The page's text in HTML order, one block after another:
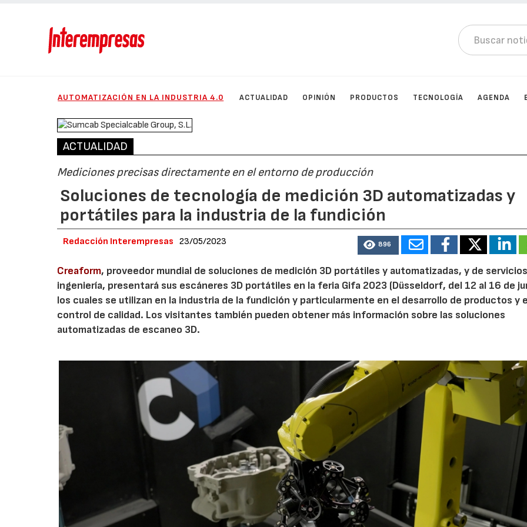
AUTOMATIZACIÓN EN LA INDUSTRIA 4.0 ACTUALIDAD OPINIÓN PRODUCTOS TECNOLOGÍA AGENDA
ACTUALIDAD
Mediciones precisas directamente en el entorno de producción
Soluciones de tecnología de medición 3D automatizadas y
portátiles para la industria de la fundición
Redacción Interempresas 23/05/2023 896
Creaform, proveedor mundial de soluciones de medición 3D portátiles y automatizadas, y de
ingeniería, presentará sus escáneres 3D portátiles en la feria Gifa 2023 (Düsseldorf, del 12 al 16 de
los cuales se utilizan en la industria de la fundición y particularmente en el desarrollo de productos y
control de calidad. Los visitantes también pueden obtener más información sobre las soluciones
automatizadas de escaneo 3D.
AF26_IFM